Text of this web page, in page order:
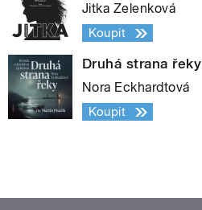
Jitka Zelenková
Koupit
Druhá strana řeky
Nora Eckhardtová
Koupit